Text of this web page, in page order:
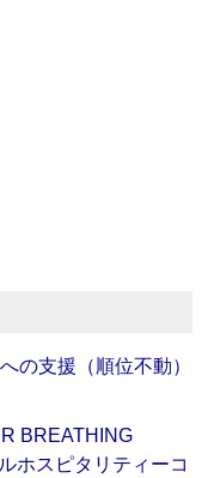
の支援（順位不動）
BREATHING
ホスピタリティーコ